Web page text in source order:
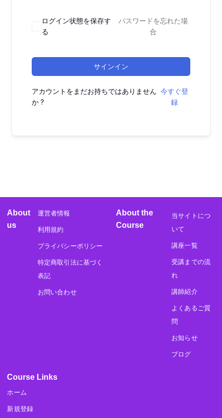
ログイン状態を保存す
る
パスワードを忘れた場
合
サインイン
アカウントをまだお持ちではありません
か ?
今すぐ登
録
About
us
運営者情報
利用規約
プライバシーポリシー
特定商取引法に基づく
表記
お問い合わせ
About the
Course
当サイトにつ
いて
講座一覧
受講までの流
れ
講師紹介
よくあるご質
問
お知らせ
ブログ
Course Links
ホーム
新規登録